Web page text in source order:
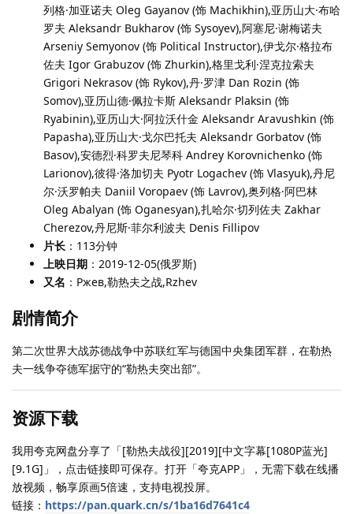
列格·加亚诺夫 Oleg Gayanov (饰 Machikhin),亚历山大·布哈
罗夫 Aleksandr Bukharov (饰 Sysoyev),阿塞尼·谢梅诺夫
Arseniy Semyonov (饰 Political Instructor),伊戈尔·格拉布
佐夫 Igor Grabuzov (饰 Zhurkin),格里戈利·涅克拉索夫
Grigori Nekrasov (饰 Rykov),丹·罗津 Dan Rozin (饰
Somov),亚历山德·佩拉卡斯 Aleksandr Plaksin (饰
Ryabinin),亚历山大·阿拉沃什金 Aleksandr Aravushkin (饰
Papasha),亚历山大·戈尔巴托夫 Aleksandr Gorbatov (饰
Basov),安德烈·科罗夫尼琴科 Andrey Korovnichenko (饰
Larionov),彼得·洛加切夫 Pyotr Logachev (饰 Vlasyuk),丹尼
尔·沃罗帕夫 Daniil Voropaev (饰 Lavrov),奥列格·阿巴林
Oleg Abalyan (饰 Oganesyan),扎哈尔·切列佐夫 Zakhar
Cherezov,丹尼斯·菲尔利波夫 Denis Fillipov
片长 ：113分钟
上映日期 ：2019-12-05(俄罗斯)
又名 ：Ржев,勒热夫之战,Rzhev
剧情简介
第二次世界大战苏德战争中苏联红军与德国中央集团军群，在勒热
夫一线争夺德军据守的“勒热夫突出部”。
资源下载
我用夸克网盘分享了「[勒热夫战役][2019][中文字幕[1080P蓝光]
[9.1G]」，点击链接即可保存。打开「夸克APP」，无需下载在线播
放视频，畅享原画5倍速，支持电视投屏。
链接： https://pan.quark.cn/s/1ba16d7641c4